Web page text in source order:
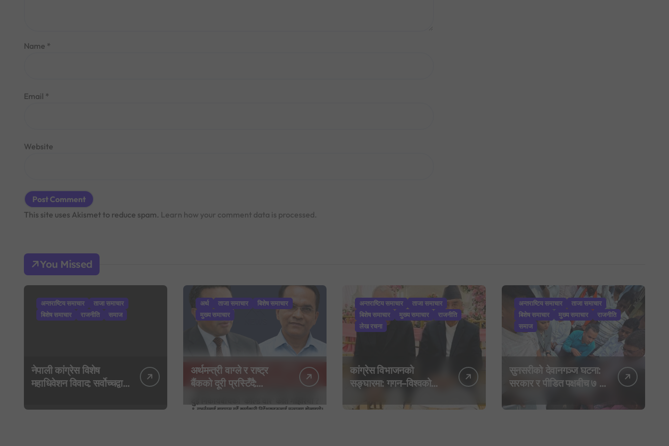
Name *
Email *
Website
This site uses Akismet to reduce spam. Learn how your comment data is processed.
You Missed
अन्तराष्टिय समाचार
ताजा समाचार
बिशेष समाचार
राजनीति समाज
नेपाली कांग्रेस विशेष
महाधिवेशन विवाद: सर्वोच्चद्वारा
आदेश, पुरानो फैसला
अर्थ ताजा समाचार
बिशेष समाचार
मुख्य समाचार
अर्थमन्त्री वाग्ले र राष्ट्र
बैंकको दूरी प्रस्टिँदै:
कार्यकारी निर्देशकहरूलाई
अन्तराष्टिय समाचार
ताजा समाचार
बिशेष समाचार
मुख्य समाचार
राजनीति
लेख रचना
कांग्रेस विभाजनको
सङ्घारमा: गगन–विश्वको
‘शशांक कार्ड’, साउन २९ मा
अन्तराष्टिय समाचार
ताजा समाचार
बिशेष समाचार
मुख्य समाचार
राजनीति
समाज
सुनसरीको देवानगञ्ज घटना:
सरकार र पीडित पक्षबीच ७ बुँदे
घोषणा र परिवारलाई राहत